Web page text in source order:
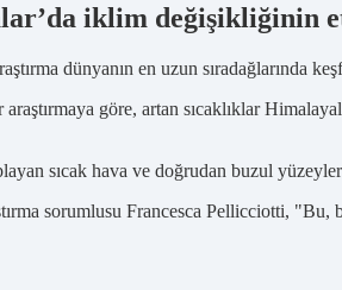
iklim değişikliğinin
dünyanın en uzun
göre, artan sıcaklıklar
sıcak hava ve doğrudan buzul
sorumlusu Francesca Pellicciotti, "Bu,